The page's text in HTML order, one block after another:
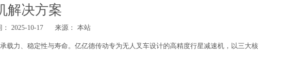
解决方案
2025-10-17 来源： 本站
力、稳定性与寿命。亿亿德传动专为无人叉车设计的高精度行星减速机，以三大核